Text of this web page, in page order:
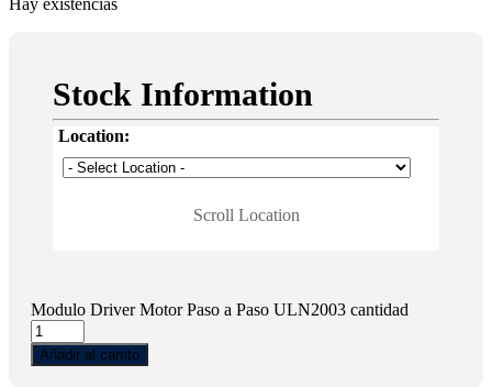
Hay existencias
Stock Information
Location:
Scroll Location
Modulo Driver Motor Paso a Paso ULN2003 cantidad
Añadir al carrito